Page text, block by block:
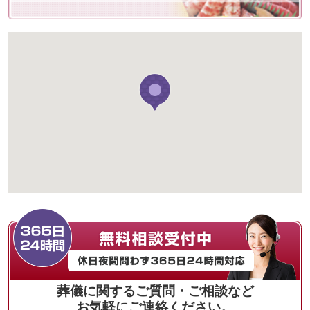
葬儀に関するご質問・ご相談など
お気軽にご連絡ください。